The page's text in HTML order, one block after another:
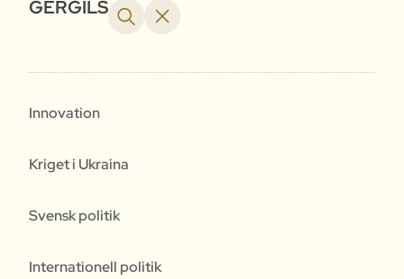
GERGILS
Innovation
Kriget i Ukraina
Svensk politik
Internationell politik